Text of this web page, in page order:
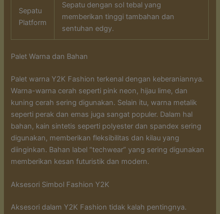
Sepatu
Platform
Sepatu dengan sol tebal yang
memberikan tinggi tambahan dan
sentuhan edgy.
Palet Warna dan Bahan
Palet warna Y2K Fashion terkenal dengan keberaniannya.
Warna-warna cerah seperti pink neon, hijau lime, dan
kuning cerah sering digunakan. Selain itu, warna metalik
seperti perak dan emas juga sangat populer. Dalam hal
bahan, kain sintetis seperti polyester dan spandex sering
digunakan, memberikan fleksibilitas dan kilau yang
diinginkan. Bahan label “techwear” yang sering digunakan
memberikan kesan futuristik dan modern.
Aksesori Simbol Fashion Y2K
Aksesori dalam Y2K Fashion tidak kalah pentingnya.